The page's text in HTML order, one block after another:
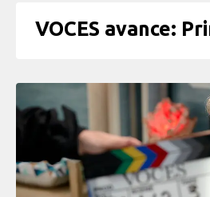
VOCES avance: